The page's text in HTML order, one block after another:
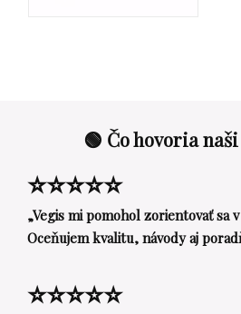
🟢 Čo hovoria
⭐⭐⭐⭐⭐
„Vegis mi pomohol zorientovať sa
Oceňujem kvalitu, návody aj
⭐⭐⭐⭐⭐